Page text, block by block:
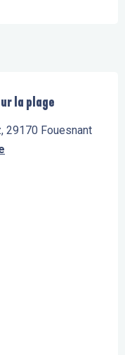
la plage
29170 Fouesnant